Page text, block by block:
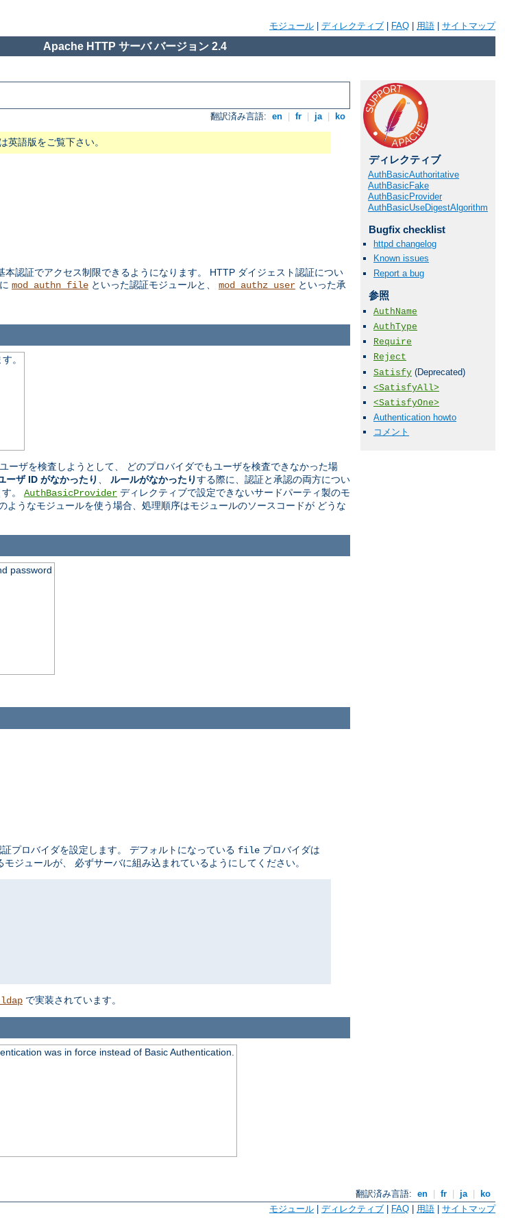
モジュール ディレクティブ FAQ 用語 サイトマップ
Apache HTTP サーバ バージョン 2.4
翻訳済み言語: en fr ja ko
英語版をご覧下さい。
本認証でアクセス制限できるようになります。 HTTP ダイジェスト認証につい
mod_authn_file といった認証モジュールと、 mod_authz_user といった承
ディレクティブ
AuthBasicAuthoritative
AuthBasicFake
AuthBasicProvider
AuthBasicUseDigestAlgorithm
Bugfix checklist
httpd changelog
Known issues
Report a bug
参照
AuthName
AuthType
Require
Reject
Satisfy (Deprecated)
<SatisfyAll>
<SatisfyOne>
Authentication howto
コメント
。
ーザを検査しようとして、 どのプロバイダでもユーザを検査できなかった場
ーザ ID がなかったり ルールがなかったりする際に、認証と承認の両方につい
。 AuthBasicProvider ディレクティブで設定できないサードパーティ製のモ
ようなモジュールを使う場合、処理順序はモジュールのソースコードが どうな
password
プロバイダを設定します。 デフォルトになっている file プロバイダは
ジュールが、 必ずサーバに組み込まれているようにしてください。
で実装されています。
was in force instead of Basic Authentication.
翻訳済み言語: en fr ja
ko
モジュール ディレクティブ FAQ 用語 サイトマップ